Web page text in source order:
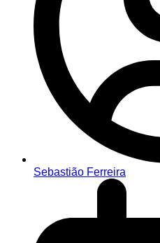
Sebastião Ferreira